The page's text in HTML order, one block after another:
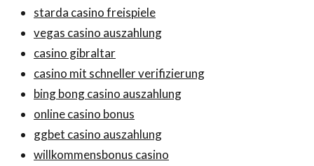
starda casino freispiele
vegas casino auszahlung
casino gibraltar
casino mit schneller verifizierung
bing bong casino auszahlung
online casino bonus
ggbet casino auszahlung
willkommensbonus casino